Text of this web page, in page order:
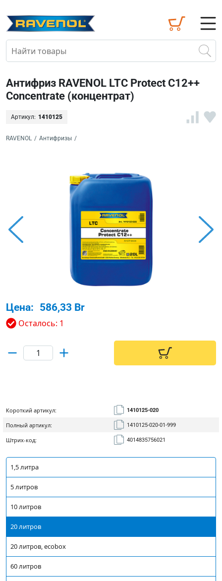
Антифриз RAVENOL LTC Protect C12++
Concentrate (концентрат)
Артикул: 1410125
RAVENOL / Антифризы /
Цена: 586,33 Br
Осталось: 1
1,5 литра
5 литров
10 литров
20 литров
20 литров, ecobox
60 литров
Короткий артикул: 1410125-020
Полный артикул: 1410125-020-01-999
Штрих-код: 4014835756021